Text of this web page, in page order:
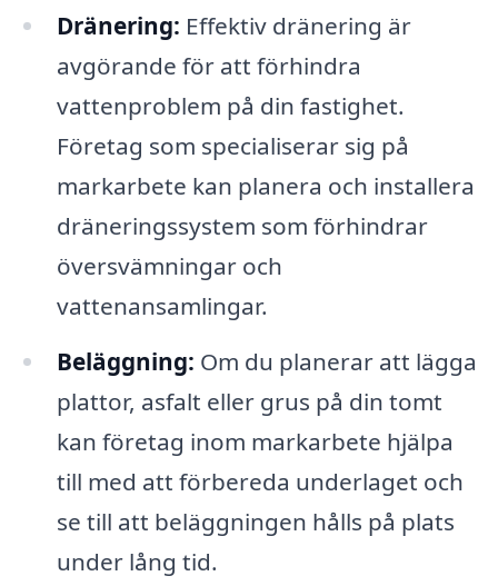
Dränering: Effektiv dränering är
avgörande för att förhindra
vattenproblem på din fastighet.
Företag som specialiserar sig på
markarbete kan planera och installera
dräneringssystem som förhindrar
översvämningar och
vattenansamlingar.
Beläggning: Om du planerar att lägga
plattor, asfalt eller grus på din tomt
kan företag inom markarbete hjälpa
till med att förbereda underlaget och
se till att beläggningen hålls på plats
under lång tid.